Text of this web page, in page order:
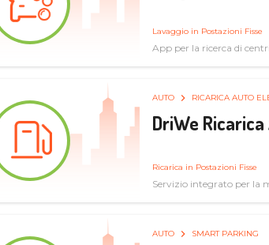
Lavaggio in Postazioni Fisse
App per la ricerca di
AUTO RICARICA AUTO
DriWe
Ricarica in Postazioni Fisse
Servizio integrato per la
AUTO SMART PARKING